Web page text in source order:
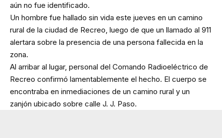
aún no fue identificado.
Un hombre fue hallado sin vida este jueves en un camino
rural de la ciudad de Recreo, luego de que un llamado al 911
alertara sobre la presencia de una persona fallecida en la
zona.
Al arribar al lugar, personal del Comando Radioeléctrico de
Recreo confirmó lamentablemente el hecho. El cuerpo se
encontraba en inmediaciones de un camino rural y un
zanjón ubicado sobre calle J. J. Paso.